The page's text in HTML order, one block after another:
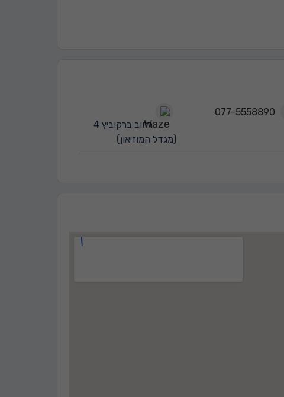
רחוב ברקוביץ 4
(מגדל המוזיאון)